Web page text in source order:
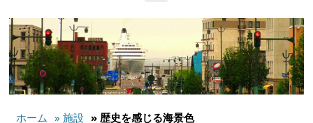
ホーム » 施設 » 歴史を感じる海景色